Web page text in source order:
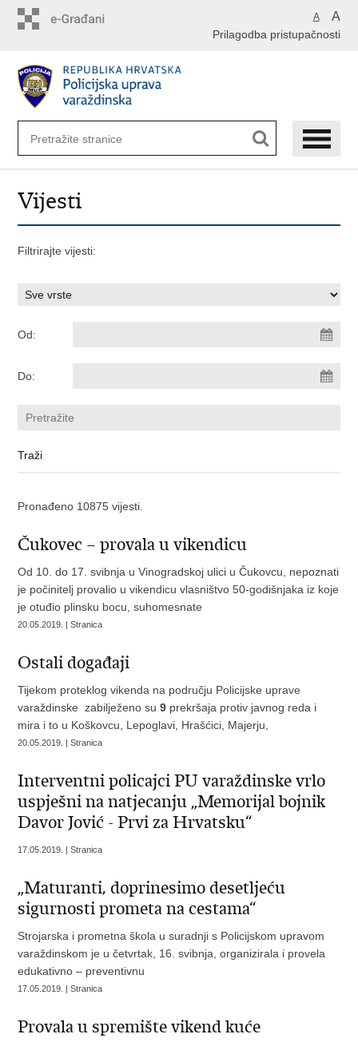
A A
Prilagodba pristupačnosti
Vijesti
Filtrirajte vijesti:
Od:
Do:
Pronađeno 10875 vijesti.
Čukovec – provala u vikendicu
Od 10. do 17. svibnja u Vinogradskoj ulici u Čukovcu, nepoznati
je počinitelj provalio u vikendicu vlasništvo 50-godišnjaka iz koje
je otuđio plinsku bocu, suhomesnate
20.05.2019. | Stranica
Ostali događaji
Tijekom proteklog vikenda na području Policijske uprave
varaždinske zabilježeno su9 prekršaja protiv javnog reda i
mira i to u Koškovcu, Lepoglavi, Hrašćici, Majerju,
20.05.2019. | Stranica
Interventni policajci PU varaždinske vrlo
uspješni na natjecanju „Memorijal bojnik
Davor Jović - Prvi za Hrvatsku“
17.05.2019. | Stranica
„Maturanti, doprinesimo desetljeću
sigurnosti prometa na cestama“
Strojarska i prometna škola u suradnji s Policijskom upravom
varaždinskom je u četvrtak, 16. svibnja, organizirala i provela
edukativno – preventivnu
17.05.2019. | Stranica
Provala u spremište vikend kuće